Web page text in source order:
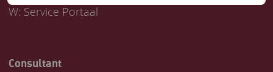
W: Service Portaal
Consultant